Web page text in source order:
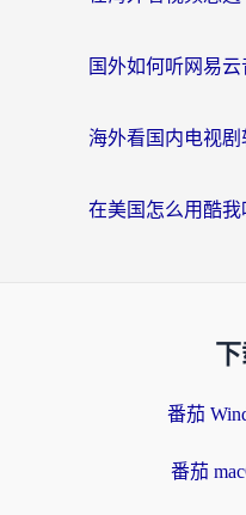
番茄
番茄